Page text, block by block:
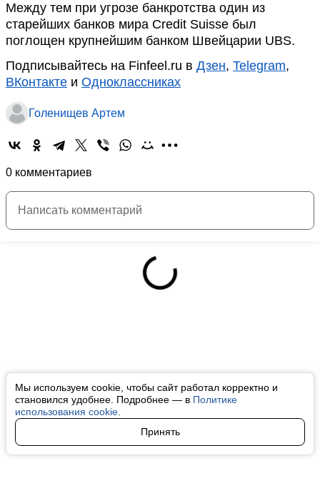
Мы используем cookie, чтобы сайт работал корректно и
становился удобнее. Подробнее — в Политике
использования cookie
Принять
Между тем при угрозе банкротства один из
старейших банков мира Credit Suisse был
поглощен крупнейшим банком Швейцарии UBS.
Подписывайтесь на Finfeel.ru в Дзен, Telegram,
ВКонтакте и Одноклассниках
Голенищев Артем
0 комментариев